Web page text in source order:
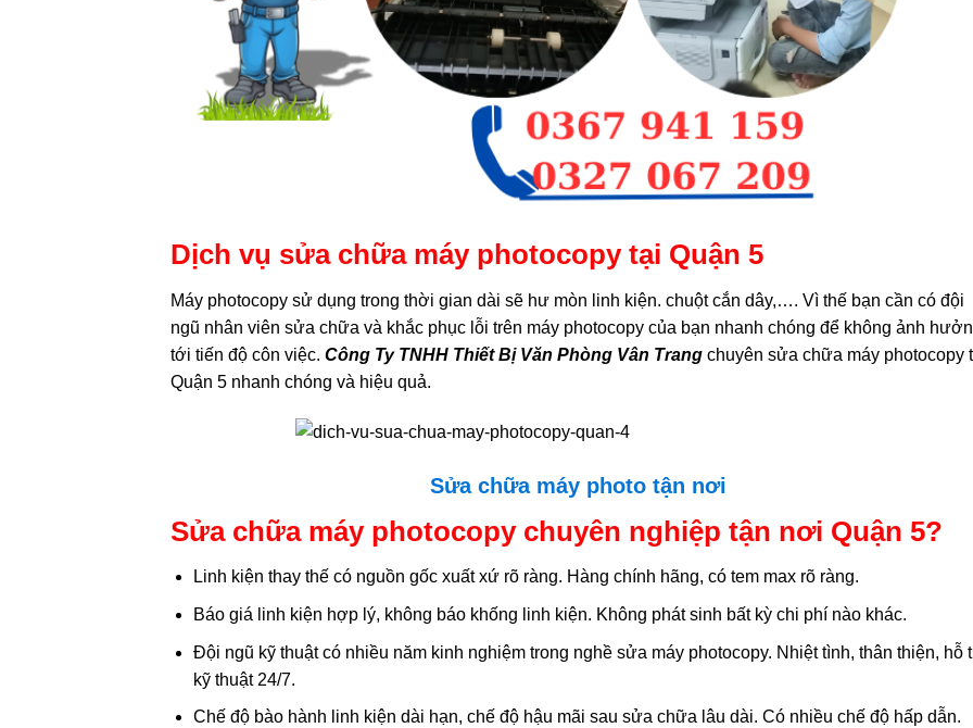
Dịch vụ sửa chữa máy photocopy tại Quận 5
Máy photocopy sử dụng trong thời gian dài sẽ hư mòn linh kiện. chuột cắn dây,…. Vì thế bạn cần có đội
ngũ nhân viên sửa chữa và khắc phục lỗi trên máy photocopy của bạn nhanh chóng để không ảnh
tới tiến độ côn việc. Công Ty TNHH Thiết Bị Văn Phòng Vân Trang chuyên sửa chữa máy photocopy
Quận 5 nhanh chóng và hiệu quả.
Sửa chữa máy photo tận nơi
Sửa chữa máy photocopy chuyên nghiệp tận nơi Quận 5?
Linh kiện thay thế có nguồn gốc xuất xứ rõ ràng. Hàng chính hãng, có tem max rõ ràng.
Báo giá linh kiện hợp lý, không báo khống linh kiện. Không phát sinh bất kỳ chi phí nào khác.
Đội ngũ kỹ thuật có nhiều năm kinh nghiệm trong nghề sửa máy photocopy. Nhiệt tình, thân thiện, hỗ
kỹ thuật 24/7.
Chế độ bào hành linh kiện dài hạn, chế độ hậu mãi sau sửa chữa lâu dài. Có nhiều chế độ hấp dẫn.